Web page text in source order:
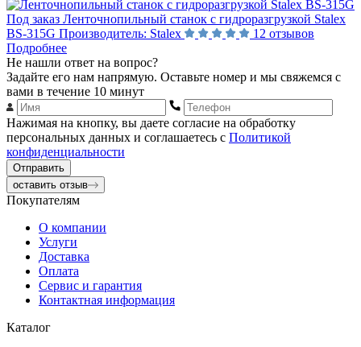
Под заказ Ленточнопильный станок с гидроразгрузкой Stalex
BS-315G Производитель: Stalex
12 отзывов
Подробнее
Не нашли ответ на вопрос?
Задайте его нам напрямую. Оставьте номер и мы свяжемся с
вами в течение 10 минут
Нажимая на кнопку, вы даете согласие на обработку
персональных данных и соглашаетесь с Политикой
конфиденциальности
Отправить
оставить отзыв
Покупателям
О компании
Услуги
Доставка
Оплата
Сервис и гарантия
Контактная информация
Каталог